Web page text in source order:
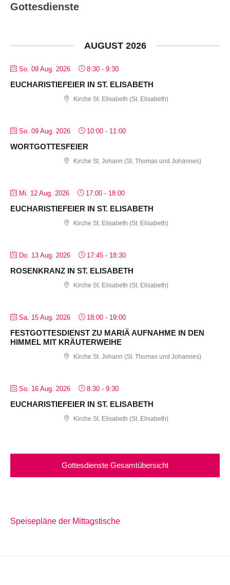
Gottesdienste
AUGUST 2026
So. 09 Aug. 2026 8:30 - 9:30
EUCHARISTIEFEIER IN ST. ELISABETH
Kirche St. Elisabeth (St. Elisabeth)
So. 09 Aug. 2026 10:00 - 11:00
WORTGOTTESFEIER
Kirche St. Johann (St. Thomas und Johannes)
Mi. 12 Aug. 2026 17:00 - 18:00
EUCHARISTIEFEIER IN ST. ELISABETH
Kirche St. Elisabeth (St. Elisabeth)
Do. 13 Aug. 2026 17:45 - 18:30
ROSENKRANZ IN ST. ELISABETH
Kirche St. Elisabeth (St. Elisabeth)
Sa. 15 Aug. 2026 18:00 - 19:00
FESTGOTTESDIENST ZU MARIÄ AUFNAHME IN DEN
HIMMEL MIT KRÄUTERWEIHE
Kirche St. Johann (St. Thomas und Johannes)
So. 16 Aug. 2026 8:30 - 9:30
EUCHARISTIEFEIER IN ST. ELISABETH
Kirche St. Elisabeth (St. Elisabeth)
Gottesdienste Gesamtübersicht
Speisepläne der Mittagstische